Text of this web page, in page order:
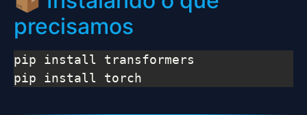
precisamos
pip install transformers
pip install torch